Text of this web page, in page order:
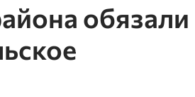
обязали